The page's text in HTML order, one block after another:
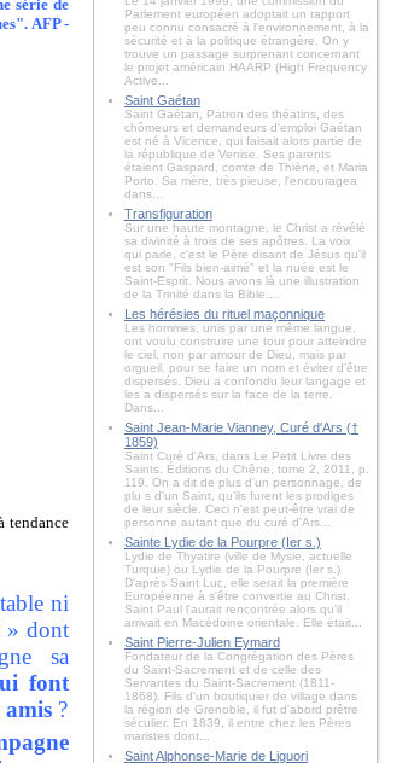
série de
AFP -
tendance
ni
» dont
sa
font
amis ?
Parlement européen adoptait un rapport
peu connu consacré à l'environnement, à la
sécurité et à la politique étrangère. On y
trouve un passage surprenant concernant
le projet américain HAARP (High Frequency
Active...
Saint Gaétan
Saint Gaétan, Patron des théatins, des
chômeurs et demandeurs d'emploi Gaétan
est né à Vicence, qui faisait alors partie de
la république de Venise. Ses parents
étaient Gaspard, comte de Thiène, et Maria
Porto. Sa mère, très pieuse, l'encouragea
dans...
Transfiguration
Sur une haute montagne, le Christ a révélé
sa divinité à trois de ses apôtres. La voix
qui parle, c'est le Père disant de Jésus qu'il
est son "Fils bien-aimé" et la nuée est le
Saint-Esprit. Nous avons là une illustration
de la Trinité dans la Bible....
Les hérésies du rituel maçonnique
Les hommes, unis par une même langue,
ont voulu construire une tour pour atteindre
le ciel, non par amour de Dieu, mais par
orgueil, pour se faire un nom et éviter d’être
dispersés. Dieu a confondu leur langage et
les a dispersés sur la face de la terre.
Dans...
Saint Jean-Marie Vianney, Curé d'Ars (†
1859)
Saint Curé d'Ars, dans Le Petit Livre des
Saints, Éditions du Chêne, tome 2, 2011, p.
119. On a dit de plus d'un personnage, de
plu s d'un Saint, qu'ils furent les prodiges
de leur siècle. Ceci n'est peut-être vrai de
personne autant que du curé d'Ars...
Sainte Lydie de la Pourpre (Ier s.)
Lydie de Thyatire (ville de Mysie, actuelle
Turquie) ou Lydie de la Pourpre (Ier s.)
D'après Saint Luc, elle serait la première
Européenne à s'être convertie au Christ.
Saint Paul l'aurait rencontrée alors qu'il
arrivait en Macédoine orientale. Elle était...
Saint Pierre-Julien Eymard
Fondateur de la Congrégation des Pères
du Saint-Sacrement et de celle des
Servantes du Saint-Sacrement (1811-
1868). Fils d'un boutiquier de village dans
la région de Grenoble, il fut d'abord prêtre
séculier. En 1839, il entre chez les Pères
maristes dont...
Saint Alphonse-Marie de Liguori